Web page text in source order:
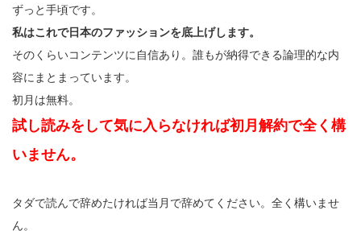
ずっと手頃です。
私はこれで日本のファッションを底上げします。
そのくらいコンテンツに自信あり。誰もが納得できる論理的な内
容にまとまっています。
初月は無料。
試し読みをして気に入らなければ初月解約で全く構
いません。
タダで読んで辞めたければ当月で辞めてください。全く構いませ
ん。